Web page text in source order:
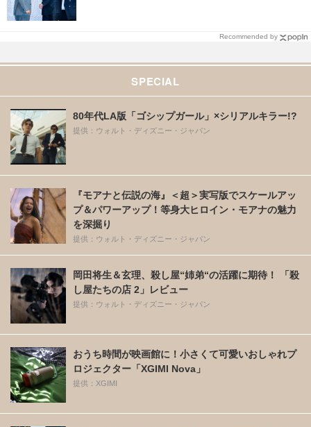
Recommended by
SPECIAL
80年代LA版「ゴシップガール」×シリアルキラー!?
提供：ウォルト・ディズニー・ジャパン
『モアナと伝説の海』＜超＞実写版でスケールアッ
プ＆パワーアップ！等身大ヒロイン・モアナの魅力
を深掘り
提供：ウォルト・ディズニー・ジャパン
岡田将生＆玄理、殺し屋“姉弟“の活躍に期待！ 「殺
し屋たちの店 2」レビュー
提供：ウォルト・ディズニー・ジャパン
おうち時間が映画館に！小さくて可愛いおしゃれプ
ロジェクター「XGIMI Nova」
提供：XGIMI